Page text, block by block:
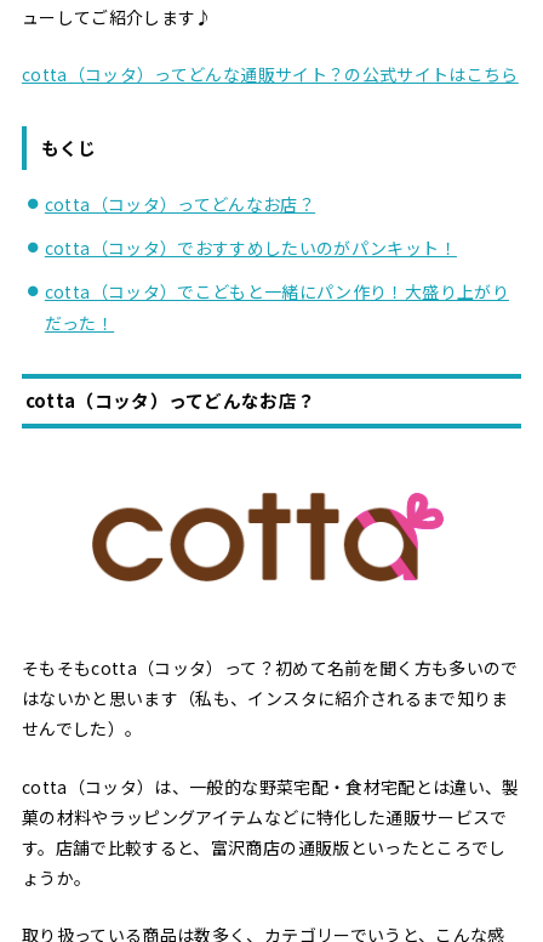
ューしてご紹介します♪
cotta（コッタ）ってどんな通販サイト？の公式サイトはこちら
もくじ
cotta（コッタ）ってどんなお店？
cotta（コッタ）でおすすめしたいのがパンキット！
cotta（コッタ）でこどもと一緒にパン作り！大盛り上がり
だった！
cotta（コッタ）ってどんなお店？
そもそもcotta（コッタ）って？初めて名前を聞く方も多いので
はないかと思います（私も、インスタに紹介されるまで知りま
せんでした）。
cotta（コッタ）は、一般的な野菜宅配・食材宅配とは違い、製
菓の材料やラッピングアイテムなどに特化した通販サービスで
す。店舗で比較すると、富沢商店の通販版といったところでし
ょうか。
取り扱っている商品は数多く、カテゴリーでいうと、こんな感